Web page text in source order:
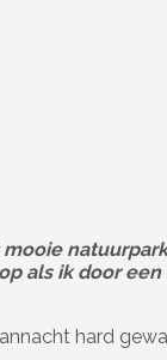
als ik door
hard